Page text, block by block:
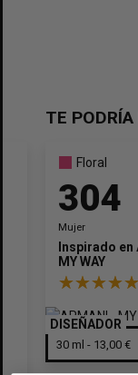
Crear lista
TE
Floral
304
Mujer
Inspirado en
MY WAY
DISEÑADOR